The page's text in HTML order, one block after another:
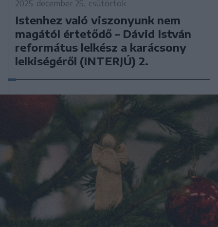
2025. december 25., csütörtök
Istenhez való viszonyunk nem
magától értetődő – Dávid István
református lelkész a karácsony
lelkiségéről (INTERJÚ) 2.